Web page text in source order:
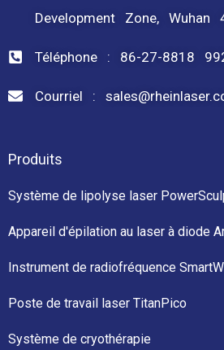
Development Zone, Wuhan
Téléphone : 86-27-8818
Courriel :
Produits
Système de lipolyse laser
Appareil d'épilation au laser à diode
Instrument de radiofréquence
Poste de travail laser TitanPico
Système de cryothérapie